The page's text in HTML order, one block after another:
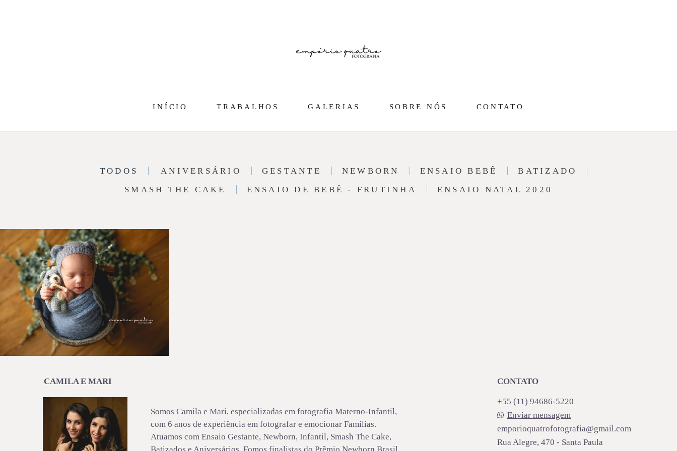
INÍCIO TRABALHOS GALERIAS SOBRE NÓS CONTATO
TODOS ANIVERSÁRIO GESTANTE NEWBORN ENSAIO BEBÊ
BATIZADO
SMASH THE CAKE
ENSAIO DE BEBÊ - FRUTINHA ENSAIO NATAL 2020
1305 19
CAMILA E MARI
Somos Camila e Mari, especializadas em fotografia Materno-Infantil,
com 6 anos de experiência em fotografar e emocionar Famílias.
Atuamos com Ensaio Gestante, Newborn, Infantil, Smash The Cake,
CONTATO
+55 (11) 94686-5220
Enviar mensagem
emporioquatrofotografia@gmail.com
Rua Alegre, 470 - Santa Paula